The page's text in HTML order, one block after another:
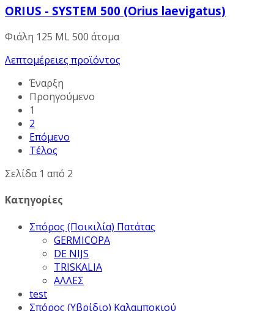
ORIUS - SYSTEM 500 (Orius laevigatus)
Φιάλη 125 ML 500 άτομα
Λεπτομέρειες προϊόντος
Έναρξη
Προηγούμενο
1
2
Επόμενο
Τέλος
Σελίδα 1 από 2
Κατηγορίες
Σπόρος (Ποικιλία) Πατάτας
GERMICOPA
DE NIJS
TRISKALIA
ΑΛΛΕΣ
test
Σπόρος (Υβρίδιο) Καλαμποκιού